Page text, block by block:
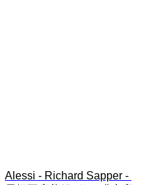
Alessi - Richard Sapper -